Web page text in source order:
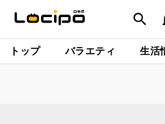
トップ バラエティ 生活